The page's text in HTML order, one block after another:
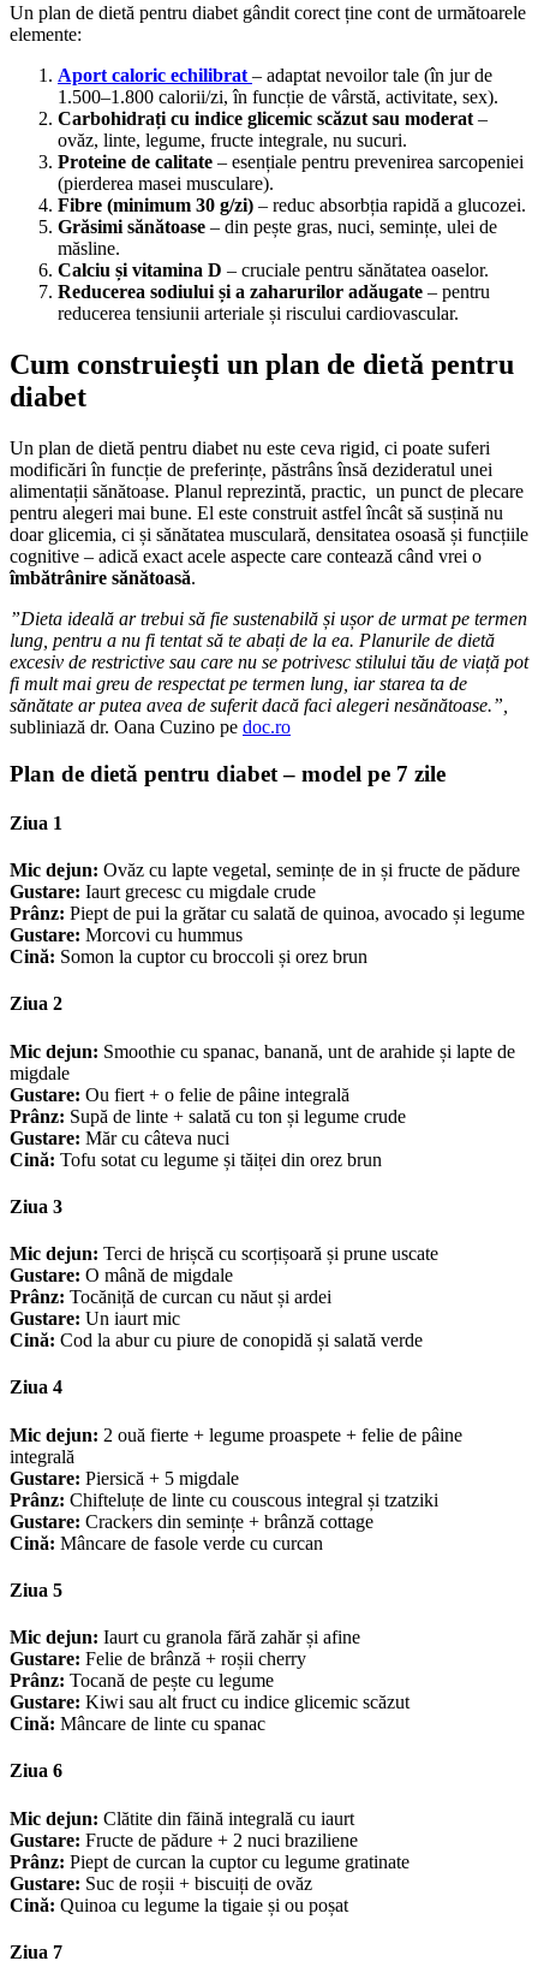
Un plan de dietă pentru diabet gândit corect ține cont de următoarele
elemente:
Aport caloric echilibrat – adaptat nevoilor tale (în jur de
1.500–1.800 calorii/zi, în funcție de vârstă, activitate, sex).
Carbohidrați cu indice glicemic scăzut sau moderat –
ovăz, linte, legume, fructe integrale, nu sucuri.
Proteine de calitate – esențiale pentru prevenirea sarcopeniei
(pierderea masei musculare).
Fibre (minimum 30 g/zi) – reduc absorbția rapidă a glucozei.
Grăsimi sănătoase – din pește gras, nuci, semințe, ulei de
măsline.
Calciu și vitamina D – cruciale pentru sănătatea oaselor.
Reducerea sodiului și a zaharurilor adăugate – pentru
reducerea tensiunii arteriale și riscului cardiovascular.
Cum construiești un plan de dietă pentru
diabet
Un plan de dietă pentru diabet nu este ceva rigid, ci poate suferi
modificări în funcție de preferințe, păstrâns însă dezideratul unei
alimentații sănătoase. Planul reprezintă, practic, un punct de plecare
pentru alegeri mai bune. El este construit astfel încât să susțină nu
doar glicemia, ci și sănătatea musculară, densitatea osoasă și funcțiile
cognitive – adică exact acele aspecte care contează când vrei o
îmbătrânire sănătoasă.
”Dieta ideală ar trebui să fie sustenabilă și ușor de urmat pe termen
lung, pentru a nu fi tentat să te abați de la ea. Planurile de dietă
excesiv de restrictive sau care nu se potrivesc stilului tău de viață pot
fi mult mai greu de respectat pe termen lung, iar starea ta de
sănătate ar putea avea de suferit dacă faci alegeri nesănătoase.”,
subliniază dr. Oana Cuzino pe doc.ro
Plan de dietă pentru diabet – model pe 7 zile
Ziua 1
Mic dejun: Ovăz cu lapte vegetal, semințe de in și fructe de pădure
Gustare: Iaurt grecesc cu migdale crude
Prânz: Piept de pui la grătar cu salată de quinoa, avocado și legume
Gustare: Morcovi cu hummus
Cină: Somon la cuptor cu broccoli și orez brun
Ziua 2
Mic dejun: Smoothie cu spanac, banană, unt de arahide și lapte de
migdale
Gustare: Ou fiert + o felie de pâine integrală
Prânz: Supă de linte + salată cu ton și legume crude
Gustare: Măr cu câteva nuci
Cină: Tofu sotat cu legume și tăiței din orez brun
Ziua 3
Mic dejun: Terci de hrișcă cu scorțișoară și prune uscate
Gustare: O mână de migdale
Prânz: Tocăniță de curcan cu năut și ardei
Gustare: Un iaurt mic
Cină: Cod la abur cu piure de conopidă și salată verde
Ziua 4
Mic dejun: 2 ouă fierte + legume proaspete + felie de pâine
integrală
Gustare: Piersică + 5 migdale
Prânz: Chifteluțe de linte cu couscous integral și tzatziki
Gustare: Crackers din semințe + brânză cottage
Cină: Mâncare de fasole verde cu curcan
Ziua 5
Mic dejun: Iaurt cu granola fără zahăr și afine
Gustare: Felie de brânză + roșii cherry
Prânz: Tocană de pește cu legume
Gustare: Kiwi sau alt fruct cu indice glicemic scăzut
Cină: Mâncare de linte cu spanac
Ziua 6
Mic dejun: Clătite din făină integrală cu iaurt
Gustare: Fructe de pădure + 2 nuci braziliene
Prânz: Piept de curcan la cuptor cu legume gratinate
Gustare: Suc de roșii + biscuiți de ovăz
Cină: Quinoa cu legume la tigaie și ou poșat
Ziua 7